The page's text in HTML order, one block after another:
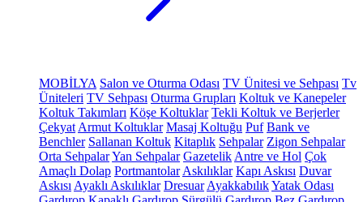
MOBİLYA Salon ve Oturma Odası TV Ünitesi ve Sehpası Tv
Üniteleri TV Sehpası Oturma Grupları Koltuk ve Kanepeler
Koltuk Takımları Köşe Koltuklar Tekli Koltuk ve Berjerler
Çekyat Armut Koltuklar Masaj Koltuğu Puf Bank ve
Benchler Sallanan Koltuk Kitaplık Sehpalar Zigon Sehpalar
Orta SehpalarYan Sehpalar Gazetelik Antre ve Hol Çok
Amaçlı Dolap Portmantolar Askılıklar Kapı Askısı Duvar
Askısı Ayaklı Askılıklar Dresuar AyakkabılıkYatak Odası